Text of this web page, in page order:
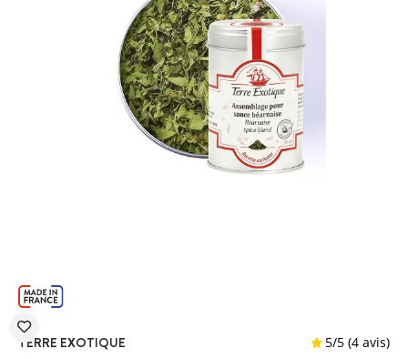
TERRE EXOTIQUE